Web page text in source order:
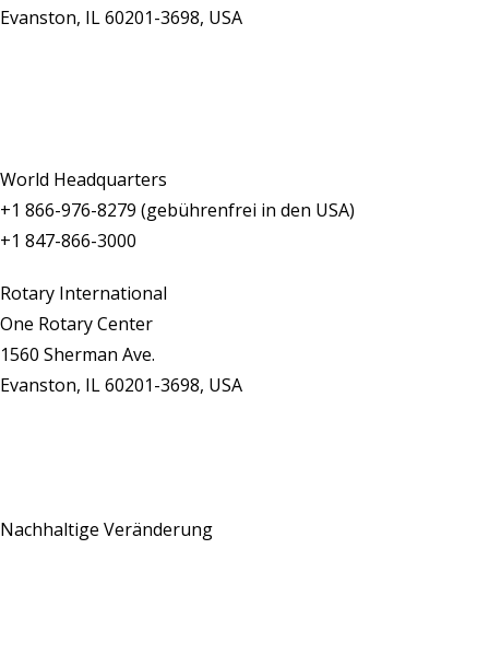
Evanston, IL 60201-3698, USA
World Headquarters
+1 866-976-8279 (gebührenfrei in den USA)
+1 847-866-3000
Rotary International
One Rotary Center
1560 Sherman Ave.
Evanston, IL 60201-3698, USA
Nachhaltige Veränderung